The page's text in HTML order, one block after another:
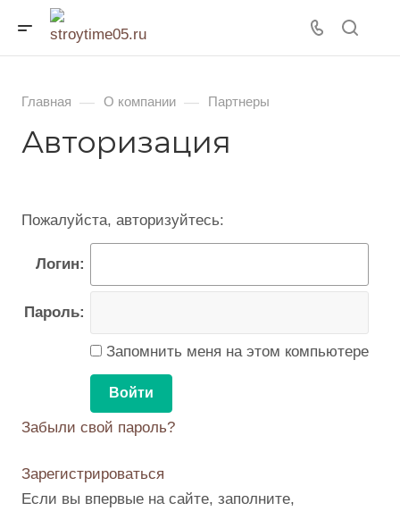
Главная — О компании — Партнеры
Авторизация
Пожалуйста, авторизуйтесь:
Логин:
Пароль:
Запомнить меня на этом компьютере
Забыли свой пароль?
Зарегистрироваться
Если вы впервые на сайте, заполните,